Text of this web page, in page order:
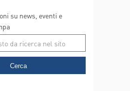
su news, eventi e
Cerca